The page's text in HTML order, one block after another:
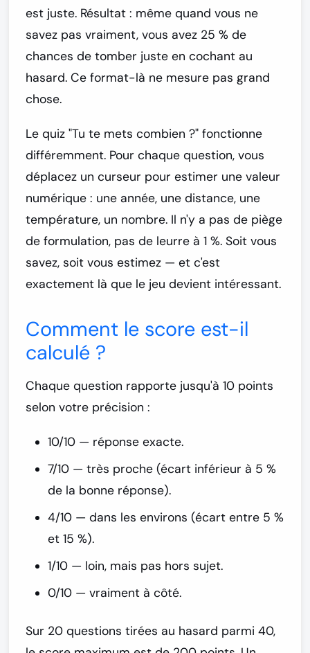
est juste. Résultat : même quand vous ne
savez pas vraiment, vous avez 25 % de
chances de tomber juste en cochant au
hasard. Ce format-là ne mesure pas grand
chose.
Le quiz "Tu te mets combien ?" fonctionne
différemment. Pour chaque question, vous
déplacez un curseur pour estimer une valeur
numérique : une année, une distance, une
température, un nombre. Il n'y a pas de piège
de formulation, pas de leurre à 1 %. Soit vous
savez, soit vous estimez — et c'est
exactement là que le jeu devient intéressant.
Comment le score est-il
calculé ?
Chaque question rapporte jusqu'à 10 points
selon votre précision :
10/10 — réponse exacte.
7/10 — très proche (écart inférieur à 5 %
de la bonne réponse).
4/10 — dans les environs (écart entre 5 %
et 15 %).
1/10 — loin, mais pas hors sujet.
0/10 — vraiment à côté.
Sur 20 questions tirées au hasard parmi 40,